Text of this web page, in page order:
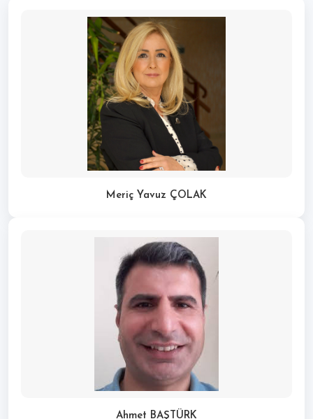
Meriç Yavuz ÇOLAK
Ahmet BAŞTÜRK